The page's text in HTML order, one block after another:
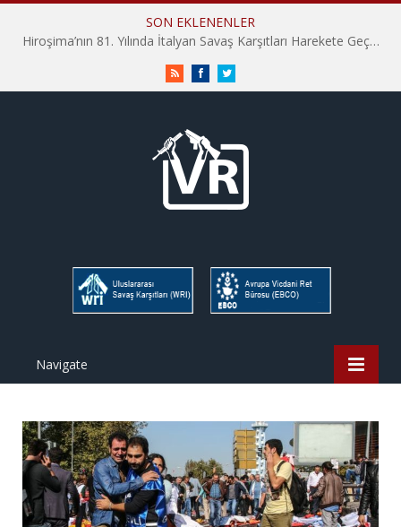
SON EKLENENLER
Hiroşima’nın 81. Yılında İtalyan Savaş Karşıtları Harekete Geçti: “Hatırlamak yeterli değil”
RSS FacebookTwitter
Navigate